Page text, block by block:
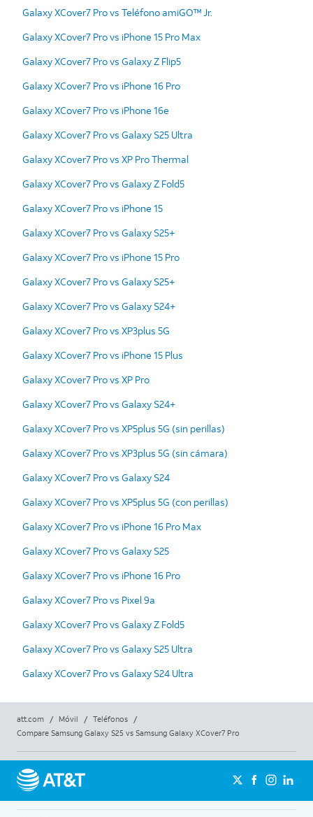
Galaxy XCover7 Pro vs Teléfono amiGO™ Jr.
Galaxy XCover7 Pro vs iPhone 15 Pro Max
Galaxy XCover7 Pro vs Galaxy Z Flip5
Galaxy XCover7 Pro vs iPhone 16 Pro
Galaxy XCover7 Pro vs iPhone 16e
Galaxy XCover7 Pro vs Galaxy S25 Ultra
Galaxy XCover7 Pro vs XP Pro Thermal
Galaxy XCover7 Pro vs Galaxy Z Fold5
Galaxy XCover7 Pro vs iPhone 15
Galaxy XCover7 Pro vs Galaxy S25+
Galaxy XCover7 Pro vs iPhone 15 Pro
Galaxy XCover7 Pro vs Galaxy S25+
Galaxy XCover7 Pro vs Galaxy S24+
Galaxy XCover7 Pro vs XP3plus 5G
Galaxy XCover7 Pro vs iPhone 15 Plus
Galaxy XCover7 Pro vs XP Pro
Galaxy XCover7 Pro vs Galaxy S24+
Galaxy XCover7 Pro vs XP5plus 5G (sin perillas)
Galaxy XCover7 Pro vs XP3plus 5G (sin cámara)
Galaxy XCover7 Pro vs Galaxy S24
Galaxy XCover7 Pro vs XP5plus 5G (con perillas)
Galaxy XCover7 Pro vs iPhone 16 Pro Max
Galaxy XCover7 Pro vs Galaxy S25
Galaxy XCover7 Pro vs iPhone 16 Pro
Galaxy XCover7 Pro vs Pixel 9a
Galaxy XCover7 Pro vs Galaxy Z Fold5
Galaxy XCover7 Pro vs Galaxy S25 Ultra
Galaxy XCover7 Pro vs Galaxy S24 Ultra
att.com / Móvil / Teléfonos
/
Compare Samsung Galaxy S25 vs Samsung Galaxy XCover7 Pro